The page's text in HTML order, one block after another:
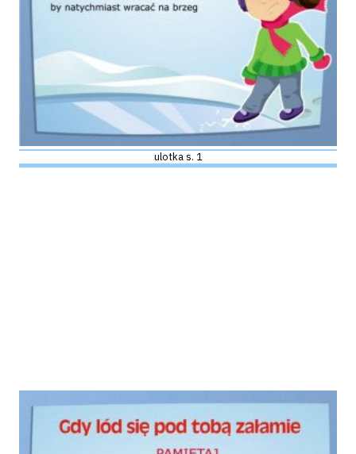
ulotka s. 1